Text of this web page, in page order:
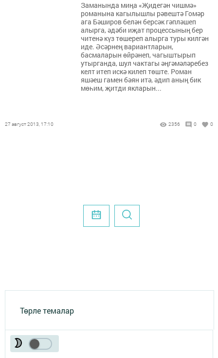
Заманында миңа «Җидегән чишмә»
романына кагылышлы рәвештә Гомәр
ага Бәширов белән берсәк гәпләшеп
алырга, әдәби иҗат процессының бер
читенә күз төшереп алырга туры килгән
иде. Әсәрнең вариантларын,
басмаларын өйрәнеп, чагыштырып
утырганда, шул чактагы әңгәмәләребез
келт итеп искә килеп төште. Роман
яшәеш гамен бәян итә, әдип аның бик
мөһим, җитди якларын...
27 август 2013, 17:10 2356 0 0
Төрле темалар